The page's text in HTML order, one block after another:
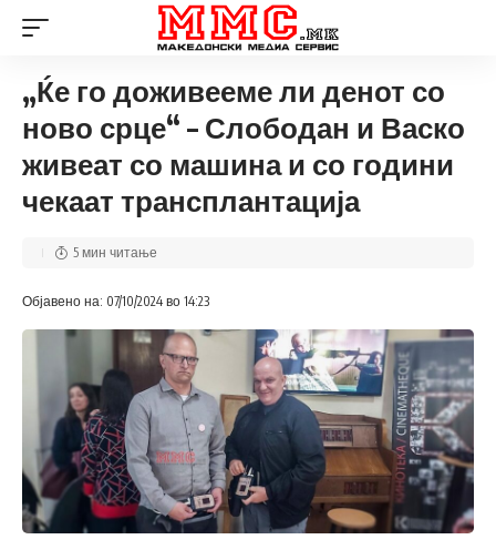
„Ќе го доживееме ли денот со
ново срце“ – Слободан и Васко
живеат со машина и со години
чекаат трансплантација
Објавено на: 07/10/2024 во 14:23
5 мин читање